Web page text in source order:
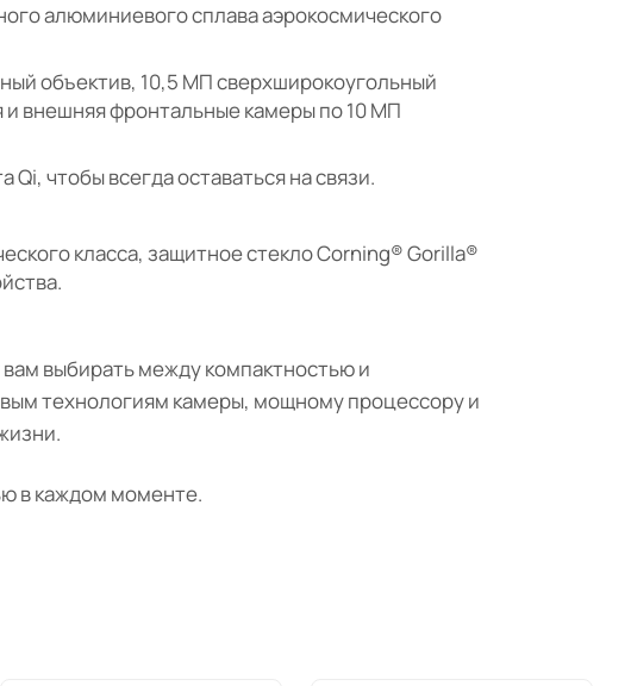
алюминиевого сплава аэрокосмического
объектив, 10,5 МП сверхширокоугольный
внешняя фронтальные камеры по 10 МП
чтобы всегда оставаться на связи.
класса, защитное стекло Corning® Gorilla®
выбирать между компактностью и
технологиям камеры, мощному процессору и
в каждом моменте.